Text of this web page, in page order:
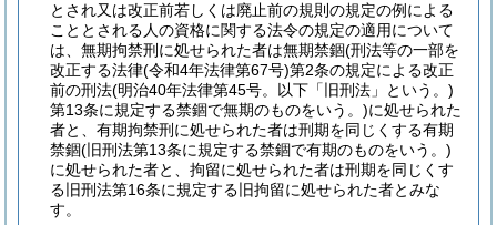
とされ又は改正前若しくは廃止前の規則の規定の例による
こととされる人の資格に関する法令の規定の適用について
は、無期拘禁刑に処せられた者は無期禁錮(刑法等の一部を
改正する法律(令和4年法律第67号)第2条の規定による改正
前の刑法(明治40年法律第45号。以下「旧刑法」という。)
第13条に規定する禁錮で無期のものをいう。)に処せられた
者と、有期拘禁刑に処せられた者は刑期を同じくする有期
禁錮(旧刑法第13条に規定する禁錮で有期のものをいう。)
に処せられた者と、拘留に処せられた者は刑期を同じくす
る旧刑法第16条に規定する旧拘留に処せられた者とみな
す。